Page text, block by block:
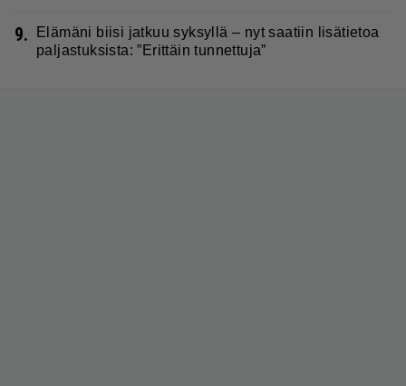
9.
Elämäni biisi jatkuu syksyllä – nyt saatiin lisätietoa
paljastuksista: ”Erittäin tunnettuja”